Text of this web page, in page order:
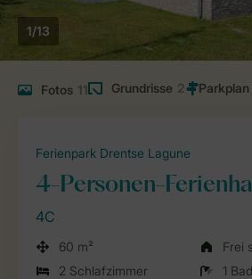
1/13
Fotos 11 Grundrisse 2
Ferienpark Drentse Lagune
4-Personen-
4C
60 m²
Frei
2 Schlafzimmer
1